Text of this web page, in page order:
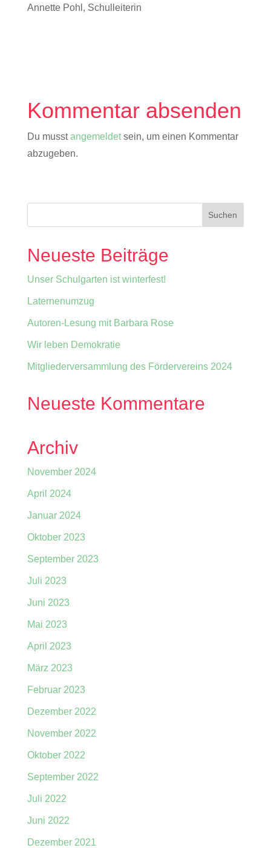
Annette Pohl, Schulleiterin
Kommentar absenden
Du musstangemeldetsein, um einen Kommentar
abzugeben.
Neueste Beiträge
Unser Schulgarten ist winterfest!
Laternenumzug
Autoren-Lesung mit Barbara Rose
Wir leben Demokratie
Mitgliederversammlung des Fördervereins 2024
Neueste Kommentare
Archiv
November 2024
April 2024
Januar 2024
Oktober 2023
September 2023
Juli 2023
Juni 2023
Mai 2023
April 2023
März 2023
Februar 2023
Dezember 2022
November 2022
Oktober 2022
September 2022
Juli 2022
Juni 2022
Dezember 2021